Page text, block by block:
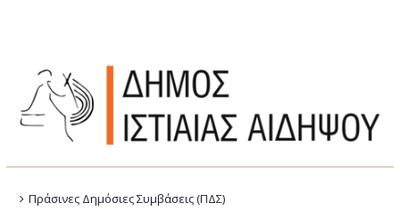
Πράσινες Δημόσιες Συμβάσεις (ΠΔΣ)